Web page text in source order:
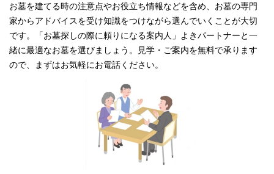
お墓を建てる時の注意点やお役立ち情報などを含め、お墓の専門
家からアドバイスを受け知識をつけながら選んでいくことが大切
です。「お墓探しの際に頼りになる案内人」よきパートナーと一
緒に最適なお墓を選びましょう。見学・ご案内を無料で承ります
ので、まずはお気軽にお電話ください。